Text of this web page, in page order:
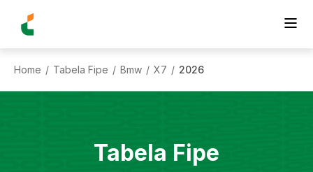
Home / Tabela Fipe / Bmw / X7 / 2026
Tabela Fipe